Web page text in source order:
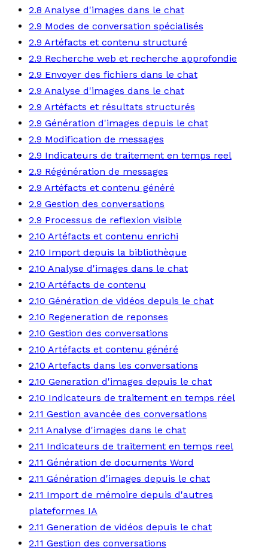
2.8 Analyse d'images dans le chat
2.9 Modes de conversation spécialisés
2.9 Artéfacts et contenu structuré
2.9 Recherche web et recherche approfondie
2.9 Envoyer des fichiers dans le chat
2.9 Analyse d'images dans le chat
2.9 Artéfacts et résultats structurés
2.9 Génération d'images depuis le chat
2.9 Modification de messages
2.9 Indicateurs de traitement en temps reel
2.9 Régénération de messages
2.9 Artéfacts et contenu généré
2.9 Gestion des conversations
2.9 Processus de reflexion visible
2.10 Artéfacts et contenu enrichi
2.10 Import depuis la bibliothèque
2.10 Analyse d'images dans le chat
2.10 Artéfacts de contenu
2.10 Génération de vidéos depuis le chat
2.10 Regeneration de reponses
2.10 Gestion des conversations
2.10 Artéfacts et contenu généré
2.10 Artefacts dans les conversations
2.10 Generation d'images depuis le chat
2.10 Indicateurs de traitement en temps réel
2.11 Gestion avancée des conversations
2.11 Analyse d'images dans le chat
2.11 Indicateurs de traitement en temps reel
2.11 Génération de documents Word
2.11 Génération d'images depuis le chat
2.11 Import de mémoire depuis d'autres
plateformes IA
2.11 Generation de vidéos depuis le chat
2.11 Gestion des conversations